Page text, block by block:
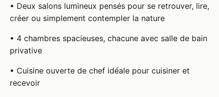
• Deux salons lumineux pensés pour se retrouver, lire,
créer ou simplement contempler la nature
• 4 chambres spacieuses, chacune avec salle de bain
privative
• Cuisine ouverte de chef idéale pour cuisiner et
recevoir